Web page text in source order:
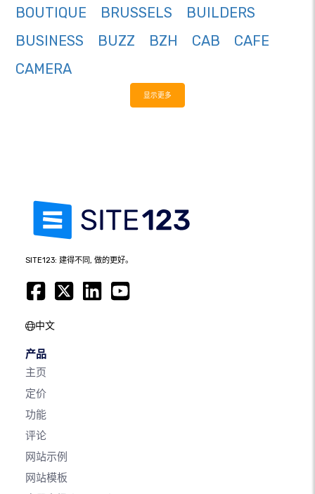
BOUTIQUE
BRUSSELS
BUILDERS
BUSINESS
BUZZ BZH CAB
CAFE
CAMERA
显示更多
SITE123: 建得不同, 做的更好。
中文
产品
主页
定价
功能
评论
网站示例
网站模板